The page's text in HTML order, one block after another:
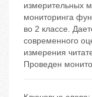
измерительных
мониторинга
во 2 классе.
современного
измерения
Проведен